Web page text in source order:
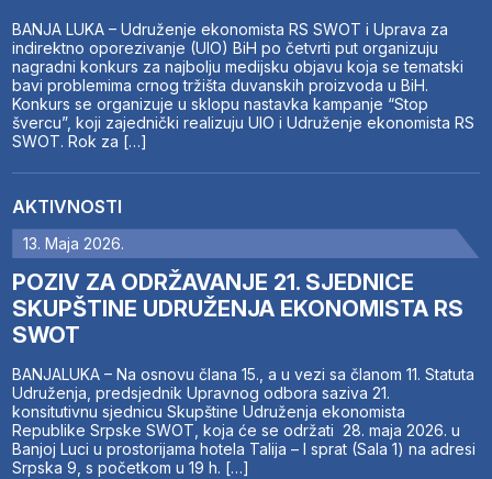
BANJA LUKA – Udruženje ekonomista RS SWOT i Uprava za
indirektno oporezivanje (UIO) BiH po četvrti put organizuju
nagradni konkurs za najbolju medijsku objavu koja se tematski
bavi problemima crnog tržišta duvanskih proizvoda u BiH.
Konkurs se organizuje u sklopu nastavka kampanje “Stop
švercu”, koji zajednički realizuju UIO i Udruženje ekonomista RS
SWOT. Rok za […]
AKTIVNOSTI
13. Maja 2026.
POZIV ZA ODRŽAVANJE 21. SJEDNICE
SKUPŠTINE UDRUŽENJA EKONOMISTA RS
SWOT
BANJALUKA – Na osnovu člana 15., a u vezi sa članom 11. Statuta
Udruženja, predsjednik Upravnog odbora saziva 21.
konsitutivnu sjednicu Skupštine Udruženja ekonomista
Republike Srpske SWOT, koja će se održati 28. maja 2026. u
Banjoj Luci u prostorijama hotela Talija – I sprat (Sala 1) na adresi
Srpska 9, s početkom u 19 h. […]